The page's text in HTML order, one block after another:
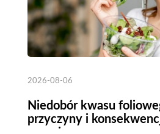
2026-08-06
Niedobór kwasu
przyczyny i